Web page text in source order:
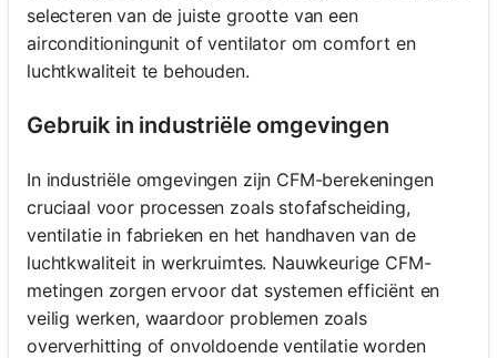
selecteren van de juiste grootte van een
airconditioningunit of ventilator om comfort en
luchtkwaliteit te behouden.
Gebruik in industriële omgevingen
In industriële omgevingen zijn CFM-berekeningen
cruciaal voor processen zoals stofafscheiding,
ventilatie in fabrieken en het handhaven van de
luchtkwaliteit in werkruimtes. Nauwkeurige CFM-
metingen zorgen ervoor dat systemen efficiënt en
veilig werken, waardoor problemen zoals
oververhitting of onvoldoende ventilatie worden